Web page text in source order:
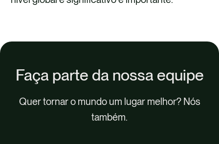
Faça parte da nossa equipe
Quer tornar o mundo um lugar melhor? Nós
também.